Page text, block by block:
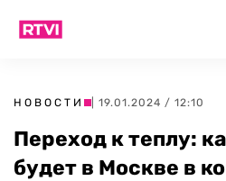
НОВОСТИ | 19.01.2024 / 12:10
Переход к теплу:
будет в Москве в